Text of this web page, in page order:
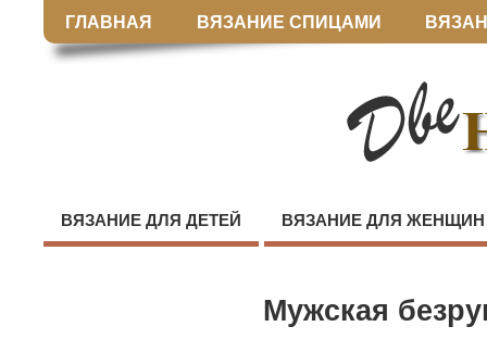
ГЛАВНАЯ ВЯЗАНИЕ СПИЦАМИ
ВЯЗАНИЕ ДЛЯ ДЕТЕЙ ВЯЗАНИЕ ДЛЯ ЖЕНЩИН
Мужская